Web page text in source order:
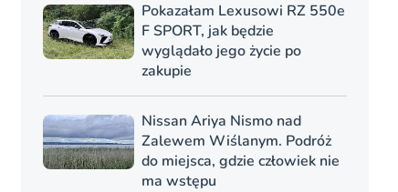
Pokazałam Lexusowi RZ 550e
F SPORT, jak będzie
wyglądało jego życie po
zakupie
Nissan Ariya Nismo nad
Zalewem Wiślanym. Podróż
do miejsca, gdzie człowiek nie
ma wstępu